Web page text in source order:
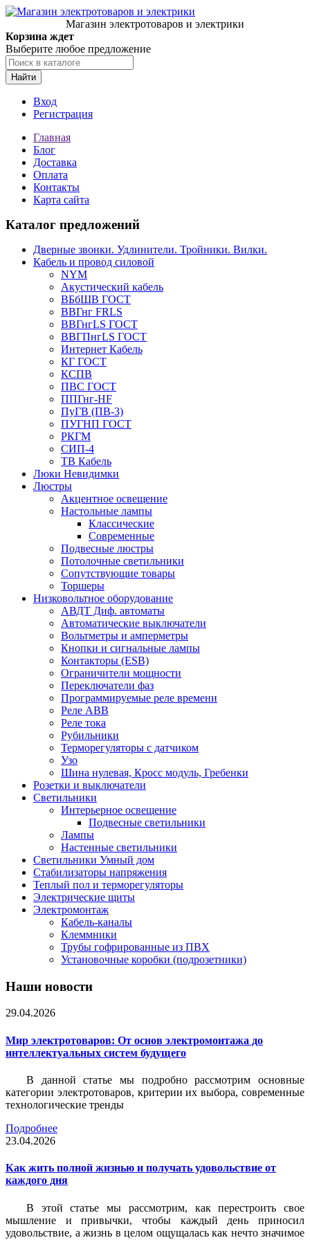
Магазин электротоваров и электрики
Корзина ждет
Выберите любое предложение
Найти
Вход
Регистрация
Главная
Блог
Доставка
Оплата
Контакты
Карта сайта
Каталог предложений
Дверные звонки. Удлинители. Тройники. Вилки.
Кабель и провод силовой
NYM
Акустический кабель
ВБбШВ ГОСТ
ВВГнг FRLS
ВВГнгLS ГОСТ
ВВГПнгLS ГОСТ
Интернет Кабель
КГ ГОСТ
КСПВ
ПВС ГОСТ
ППГнг-HF
ПуГВ (ПВ-3)
ПУГНП ГОСТ
РКГМ
СИП-4
ТВ Кабель
Люки Невидимки
Люстры
Акцентное освещение
Настольные лампы
Классические
Современные
Подвесные люстры
Потолочные светильники
Сопутствующие товары
Торшеры
Низковольтное оборудование
АВДT Диф. автоматы
Автоматические выключатели
Вольтметры и амперметры
Кнопки и сигнальные лампы
Контакторы (ESB)
Ограничители мощности
Переключатели фаз
Программируемые реле времени
Реле ABB
Реле тока
Рубильники
Терморегуляторы с датчиком
Узо
Шина нулевая, Кросс модуль, Гребенки
Розетки и выключатели
Светильники
Интерьерное освещение
Подвесные светильники
Лампы
Настенные светильники
Светильники Умный дом
Стабилизаторы напряжения
Теплый пол и терморегуляторы
Электрические щиты
Электромонтаж
Кабель-каналы
Клеммники
Трубы гофрированные из ПВХ
Установочные коробки (подрозетники)
Наши новости
29.04.2026
Мир электротоваров: От основ электромонтажа до
интеллектуальных систем будущего
В данной статье мы подробно рассмотрим основные
категории электротоваров, критерии их выбора, современные
технологические тренды
Подробнее
23.04.2026
Как жить полной жизнью и получать удовольствие от
каждого дня
В этой статье мы рассмотрим, как перестроить свое
мышление и привычки, чтобы каждый день приносил
удовольствие, а жизнь в целом ощущалась как нечто значимое